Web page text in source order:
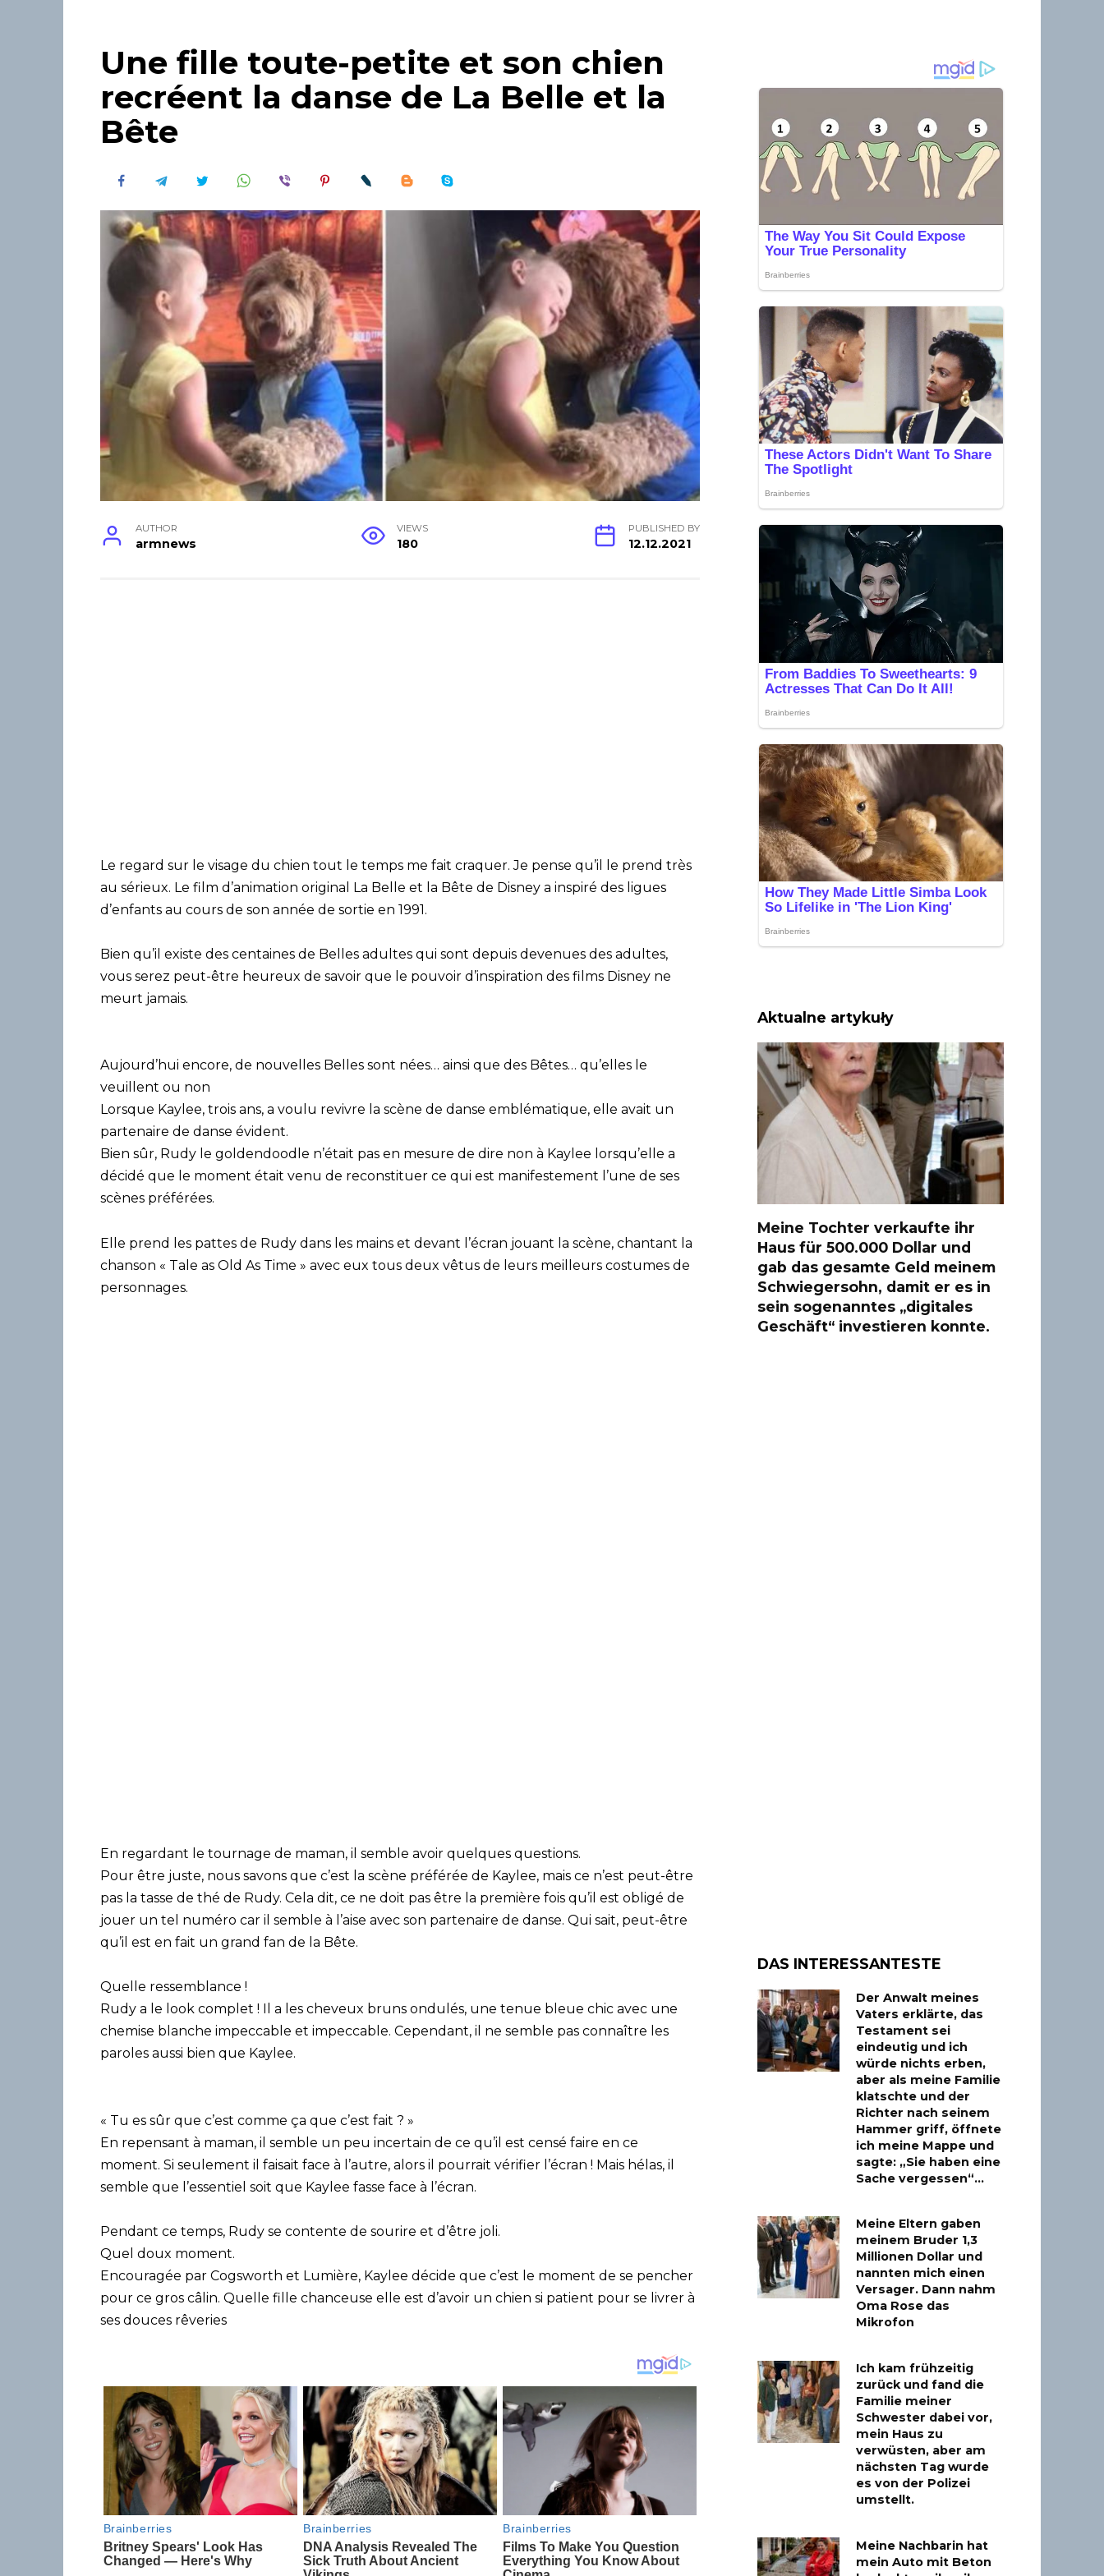
Une fille toute-petite et son chien
recréent la danse de La Belle et la
Bête
AUTHOR
armnews
VIEWS
180
PUBLISHED BY
12.12.2021
Le regard sur le visage du chien tout le temps me fait craquer. Je pense qu’il le prend très
au sérieux. Le film d’animation original La Belle et la Bête de Disney a inspiré des ligues
d’enfants au cours de son année de sortie en 1991.
Bien qu’il existe des centaines de Belles adultes qui sont depuis devenues des adultes,
vous serez peut-être heureux de savoir que le pouvoir d’inspiration des films Disney ne
meurt jamais.
Aujourd’hui encore, de nouvelles Belles sont nées… ainsi que des Bêtes… qu’elles le
veuillent ou non
Lorsque Kaylee, trois ans, a voulu revivre la scène de danse emblématique, elle avait un
partenaire de danse évident.
Bien sûr, Rudy le goldendoodle n’était pas en mesure de dire non à Kaylee lorsqu’elle a
décidé que le moment était venu de reconstituer ce qui est manifestement l’une de ses
scènes préférées.
Elle prend les pattes de Rudy dans les mains et devant l’écran jouant la scène, chantant la
chanson « Tale as Old As Time » avec eux tous deux vêtus de leurs meilleurs costumes de
personnages.
En regardant le tournage de maman, il semble avoir quelques questions.
Pour être juste, nous savons que c’est la scène préférée de Kaylee, mais ce n’est peut-être
pas la tasse de thé de Rudy. Cela dit, ce ne doit pas être la première fois qu’il est obligé de
jouer un tel numéro car il semble à l’aise avec son partenaire de danse. Qui sait, peut-être
qu’il est en fait un grand fan de la Bête.
Quelle ressemblance !
Rudy a le look complet ! Il a les cheveux bruns ondulés, une tenue bleue chic avec une
chemise blanche impeccable et impeccable. Cependant, il ne semble pas connaître les
paroles aussi bien que Kaylee.
« Tu es sûr que c’est comme ça que c’est fait ? »
En repensant à maman, il semble un peu incertain de ce qu’il est censé faire en ce
moment. Si seulement il faisait face à l’autre, alors il pourrait vérifier l’écran ! Mais hélas, il
semble que l’essentiel soit que Kaylee fasse face à l’écran.
Pendant ce temps, Rudy se contente de sourire et d’être joli.
Quel doux moment.
Encouragée par Cogsworth et Lumière, Kaylee décide que c’est le moment de se pencher
pour ce gros câlin. Quelle fille chanceuse elle est d’avoir un chien si patient pour se livrer à
ses douces rêveries
Aktualne artykuły
Meine Tochter verkaufte ihr
Haus für 500.000 Dollar und
gab das gesamte Geld meinem
Schwiegersohn, damit er es in
sein sogenanntes „digitales
Geschäft“ investieren konnte.
DAS INTERESSANTESTE
Der Anwalt meines
Vaters erklärte, das
Testament sei
eindeutig und ich
würde nichts erben,
aber als meine Familie
klatschte und der
Richter nach seinem
Hammer griff, öffnete
ich meine Mappe und
sagte: „Sie haben eine
Sache vergessen“…
Meine Eltern gaben
meinem Bruder 1,3
Millionen Dollar und
nannten mich einen
Versager. Dann nahm
Oma Rose das
Mikrofon
Ich kam frühzeitig
zurück und fand die
Familie meiner
Schwester dabei vor,
mein Haus zu
verwüsten, aber am
nächsten Tag wurde
es von der Polizei
umstellt.
Meine Nachbarin hat
mein Auto mit Beton